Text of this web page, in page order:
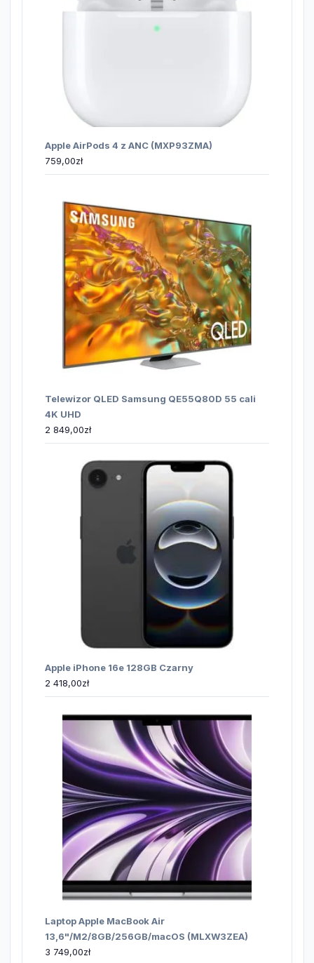
Apple AirPods 4 z ANC (MXP93ZMA)
759,00zł
Telewizor QLED Samsung QE55Q80D 55 cali
4K UHD
2 849,00zł
Apple iPhone 16e 128GB Czarny
2 418,00zł
Laptop Apple MacBook Air
13,6"/M2/8GB/256GB/macOS (MLXW3ZEA)
3 749,00zł